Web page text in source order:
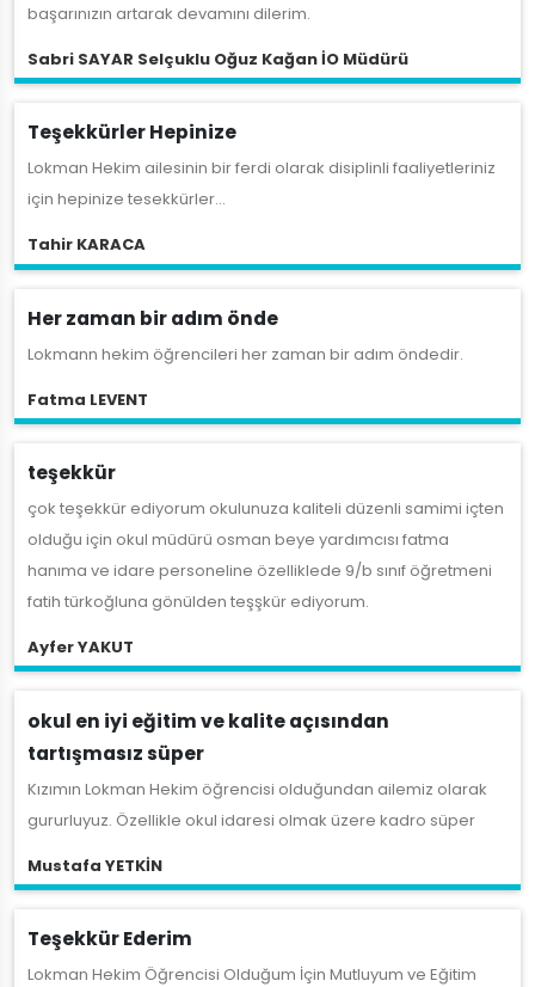
başarınızın artarak devamını dilerim.
Sabri SAYAR Selçuklu Oğuz Kağan İO Müdürü
Teşekkürler Hepinize
Lokman Hekim ailesinin bir ferdi olarak disiplinli faaliyetleriniz
için hepinize tesekkürler...
Tahir KARACA
Her zaman bir adım önde
Lokmann hekim öğrencileri her zaman bir adım öndedir.
Fatma LEVENT
teşekkür
çok teşekkür ediyorum okulunuza kaliteli düzenli samimi içten
olduğu için okul müdürü osman beye yardımcısı fatma
hanıma ve idare personeline özelliklede 9/b sınıf öğretmeni
fatih türkoğluna gönülden teşşkür ediyorum.
Ayfer YAKUT
okul en iyi eğitim ve kalite açısından
tartışmasız süper
Kızımın Lokman Hekim öğrencisi olduğundan ailemiz olarak
gururluyuz. Özellikle okul idaresi olmak üzere kadro süper
Mustafa YETKİN
Teşekkür Ederim
Lokman Hekim Öğrencisi Olduğum İçin Mutluyum ve Eğitim